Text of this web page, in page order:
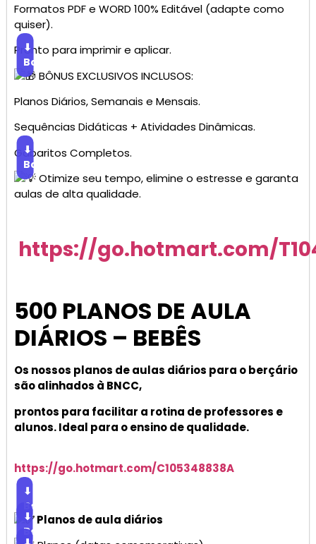
Formatos PDF e WORD 100% Editável (adapte como
quiser).
Pronto para imprimir e aplicar.
⬇
Baixar
BÔNUS EXCLUSIVOS INCLUSOS:
Planos Diários, Semanais e Mensais.
Sequências Didáticas + Atividades Dinâmicas.
Gabaritos Completos.
⬇
Baixar
Otimize seu tempo, elimine o estresse e garanta
aulas de alta qualidade.
https://go.hotmart.com/
500 PLANOS DE AULA
DIÁRIOS – BEBÊS
Os nossos planos de aulas diários para o berçário
são alinhados à BNCC,
prontos para facilitar a rotina de professores e
alunos. Ideal para o ensino de qualidade.
https://go.hotmart.com/C105348838A
⬇
Baixar
Planos de aula diários
⬇
Baixar